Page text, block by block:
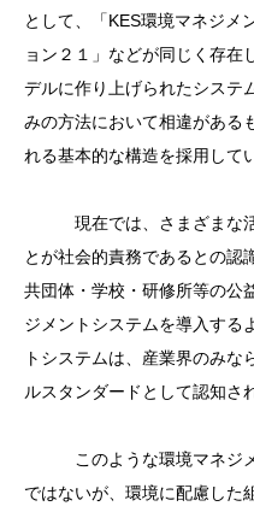
として、「KES環境マネジメ
ョン２１」などが同じく存在
デルに作り上げられたシステ
みの方法において相違がある
れる基本的な構造を採用して
現在では、さまざまな活
とが社会的責務であるとの認
共団体・学校・研修所等の公
ジメントシステムを導入する
トシステムは、産業界のみ
ルスタンダードとして認知さ
このような環境マネジメ
ではないが、環境に配慮した